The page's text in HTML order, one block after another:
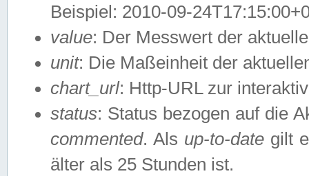
Beispiel: 2010-09-
value: Der Messwert der
unit: Die Maßeinheit der
chart_url: Http-URL zur
status: Status bezogen auf die
commented. Als up-to-date gilt
älter als 25 Stunden ist.